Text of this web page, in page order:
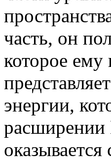
часть, он
которое
энергии,
расширении